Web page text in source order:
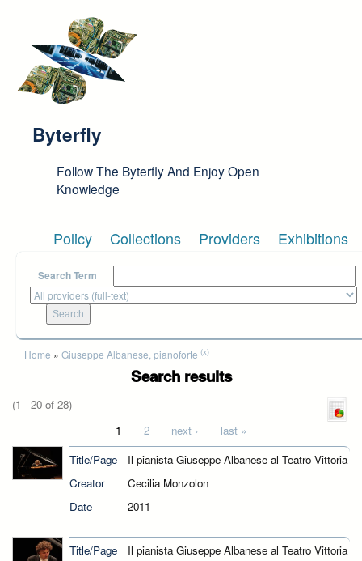
Byterfly
Follow The Byterfly And Enjoy Open
Knowledge
Policy Collections Providers Exhibitions
Search Term
You are here
Home » Giuseppe Albanese, pianoforte (x)
Search results
(1 - 20 of 28)
1 2 next ›
last »
Title/Page
Il pianista Giuseppe Albanese al Teatro Vittoria
Creator
Cecilia Monzolon
Date
2011
Title/Page
Il pianista Giuseppe Albanese al Teatro Vittoria